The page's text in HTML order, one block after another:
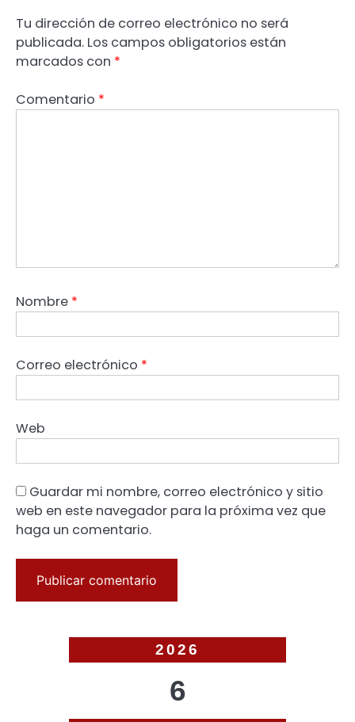
Tu dirección de correo electrónico no será
publicada. Los campos obligatorios están
marcados con *
Comentario *
Nombre *
Correo electrónico *
Web
Guardar mi nombre, correo electrónico y sitio
web en este navegador para la próxima vez que
haga un comentario.
2026
6